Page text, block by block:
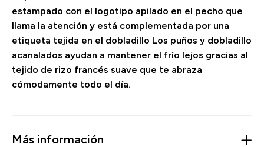
estampado con el logotipo apilado en el pecho que
llama la atención y está complementada por una
etiqueta tejida en el dobladillo Los puños y dobladillo
acanalados ayudan a mantener el frío lejos gracias al
tejido de rizo francés suave que te abraza
cómodamente todo el día.
Más información